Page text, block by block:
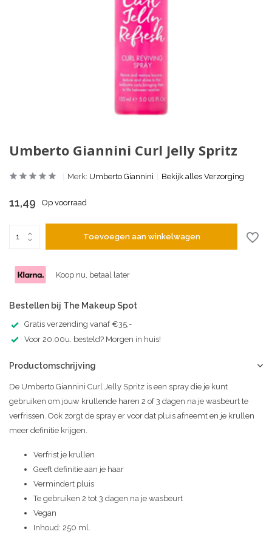
Umberto Giannini Curl Jelly Spritz
Merk: Umberto Giannini Bekijk alles Verzorging
11,49 Op voorraad
Toevoegen aan winkelwagen
Koop nu, betaal later
Bestellen bij The Makeup Spot
Gratis verzending vanaf €35,-
Voor 20:00u. besteld? Morgen in huis!
Productomschrijving
De Umberto Giannini Curl Jelly Spritz is een spray die je kunt
gebruiken om jouw krullende haren 2 of 3 dagen na je wasbeurt te
verfrissen. Ook zorgt de spray er voor dat pluis afneemt en je krullen
meer definitie krijgen.
Verfrist je krullen
Geeft definitie aan je haar
Vermindert pluis
Te gebruiken 2 tot 3 dagen na je wasbeurt
Vegan
Inhoud: 250 ml.